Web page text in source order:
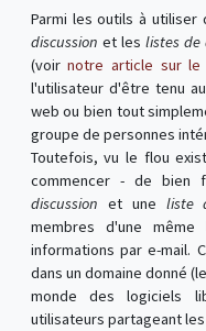
Parmi les outils à
discussion et leslistes de
(voirnotre article sur le
l'utilisateur d'être tenu
web ou bien tout
groupe de personnes
Toutefois, vu le flou
commencer - de bien
discussion et une liste
membres d'une
informations par e-mail.
dans un domaine donné
monde des logiciels
utilisateurs partageant